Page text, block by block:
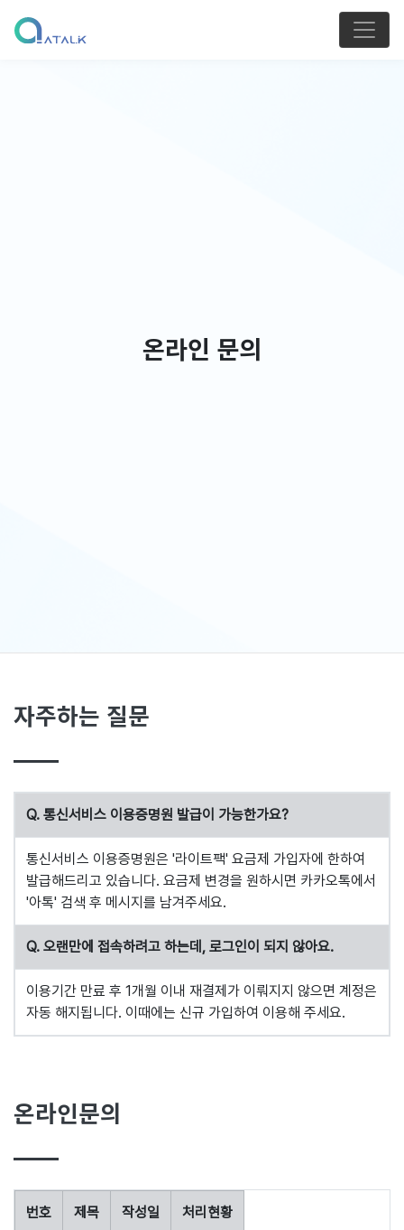
온라인 문의
자주하는 질문
Q. 통신서비스 이용증명원 발급이 가능한가요?
통신서비스 이용증명원은 '라이트팩' 요금제 가입자에 한하여
발급해드리고 있습니다. 요금제 변경을 원하시면 카카오톡에서
'아톡' 검색 후 메시지를 남겨주세요.
Q. 오랜만에 접속하려고 하는데, 로그인이 되지 않아요.
이용기간 만료 후 1개월 이내 재결제가 이뤄지지 않으면 계정은
자동 해지됩니다. 이때에는 신규 가입하여 이용해 주세요.
온라인문의
번호 제목 작성일 처리현황